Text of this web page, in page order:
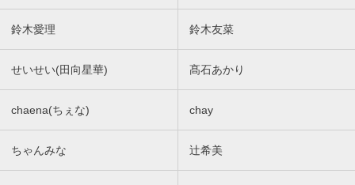
鈴木愛理 鈴木友菜
せいせい(田向星華) 髙石あかり
chaena(ちぇな) chay
ちゃんみな 辻希美